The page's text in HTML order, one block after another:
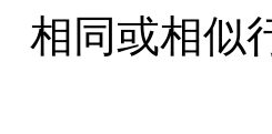
相同或相似